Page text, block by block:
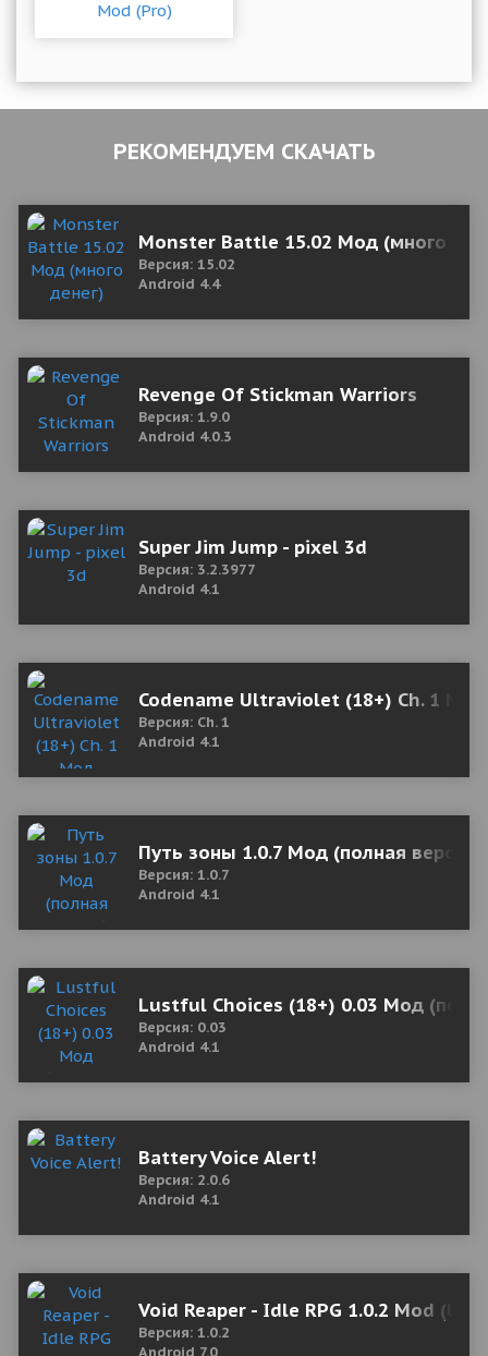
РЕКОМЕНДУЕМ СКАЧАТЬ
Monster Battle 15.02 Мод (много
Версия: 15.02
Android 4.4
Revenge Of Stickman Warriors
Версия: 1.9.0
Android 4.0.3
Super Jim Jump - pixel 3d
Версия: 3.2.3977
Android 4.1
Codename Ultraviolet (18+) Ch. 1
Версия: Ch. 1
Android 4.1
Путь зоны 1.0.7 Мод (полная версия)
Версия: 1.0.7
Android 4.1
Lustful Choices (18+) 0.03 Мод
Версия: 0.03
Android 4.1
Battery Voice Alert!
Версия: 2.0.6
Android 4.1
Void Reaper - Idle RPG 1.0.2 Mod
Версия: 1.0.2
Android 7.0